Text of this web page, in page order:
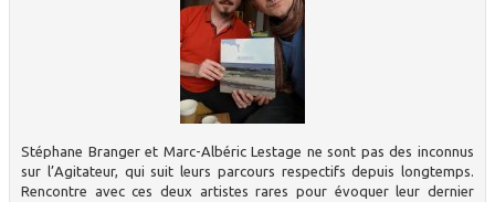
Stéphane Branger et Marc-Albéric Lestage ne sont pas des inconnus
sur l’Agitateur, qui suit leurs parcours respectifs depuis longtemps.
Rencontre avec ces deux artistes rares pour évoquer leur dernier